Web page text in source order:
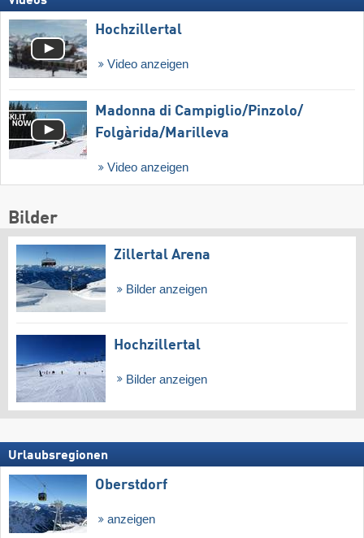
Hochzillertal
Video anzeigen
Madonna di Campiglio/​Pinzolo/​
Folgàrida/​Marilleva
Video anzeigen
Bilder
Zillertal Arena
Bilder anzeigen
Hochzillertal
Bilder anzeigen
Urlaubsregionen
Oberstdorf
anzeigen